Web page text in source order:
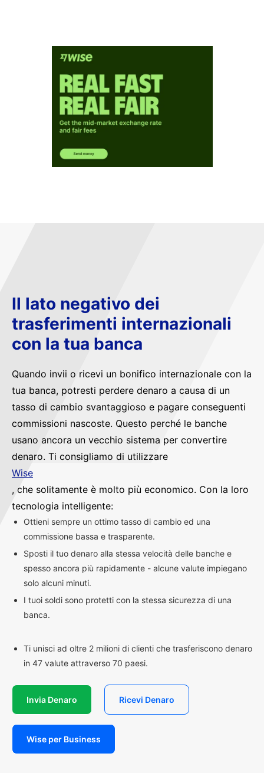
Il lato negativo dei
trasferimenti internazionali
con la tua banca
Quando invii o ricevi un bonifico internazionale con la
tua banca, potresti perdere denaro a causa di un
tasso di cambio svantaggioso e pagare conseguenti
commissioni nascoste. Questo perché le banche
usano ancora un vecchio sistema per convertire
denaro. Ti consigliamo di utilizzare
Wise
, che solitamente è molto più economico. Con la loro
tecnologia intelligente:
Ottieni sempre un ottimo tasso di cambio ed una
commissione bassa e trasparente.
Sposti il tuo denaro alla stessa velocità delle banche e
spesso ancora più rapidamente - alcune valute impiegano
solo alcuni minuti.
I tuoi soldi sono protetti con la stessa sicurezza di una
banca.
Ti unisci ad oltre 2 milioni di clienti che trasferiscono denaro
in 47 valute attraverso 70 paesi.
Invia Denaro Ricevi Denaro
Wise per Business